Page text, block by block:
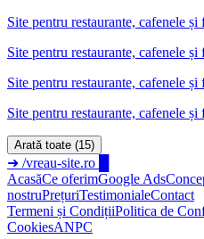
Site pentru restaurante, cafenele și
Site pentru restaurante, cafenele
Site pentru restaurante, cafenele și
Site pentru restaurante, cafenele
Arată toate (15)
➜ /vreau-site.ro
AcasăCe oferimGoogle Ads
nostruPrețuriTestimonialeContact
Termeni și CondițiiPolitica de
CookiesANPC